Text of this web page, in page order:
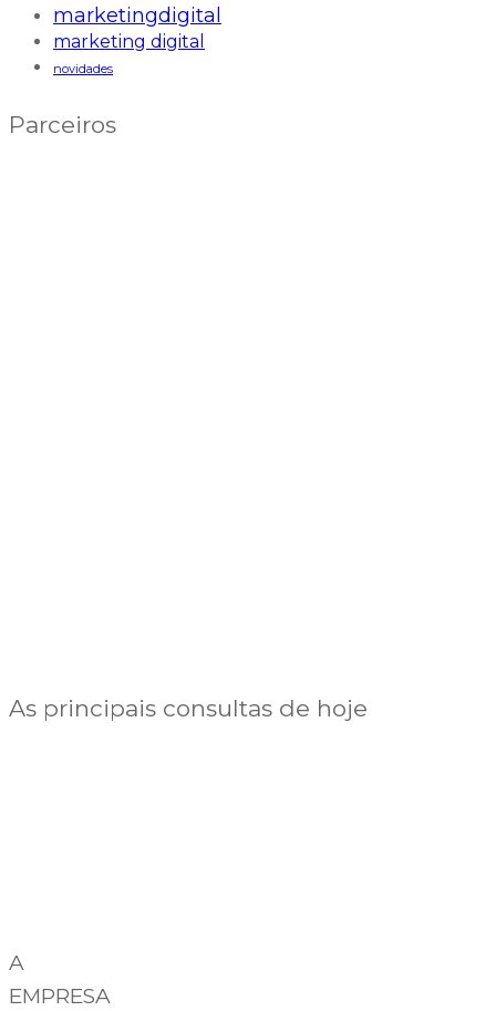
marketingdigital
marketing digital
novidades
Parceiros
As principais consultas de hoje
A
EMPRESA